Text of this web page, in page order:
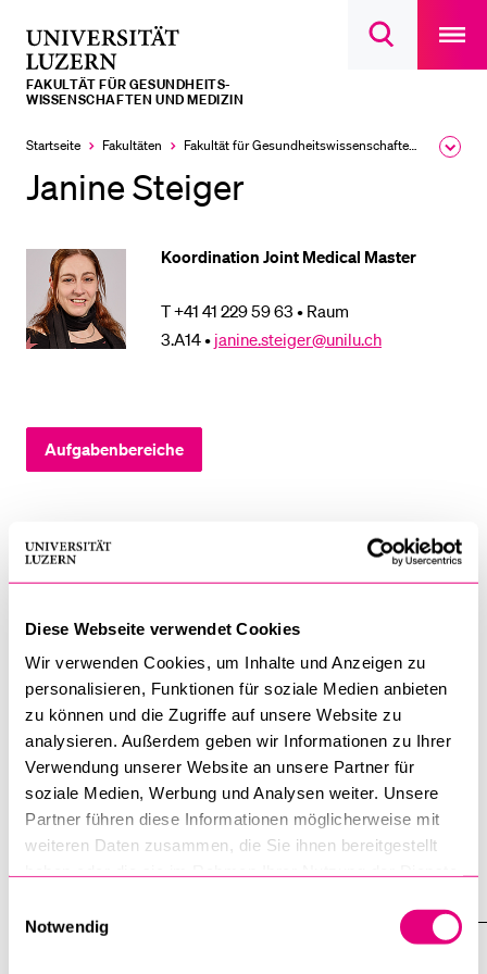
Diese Webseite verwendet Cookies
Wir verwenden Cookies, um Inhalte und Anzeigen zu
personalisieren, Funktionen für soziale Medien anbieten
zu können und die Zugriffe auf unsere Website zu
analysieren. Außerdem geben wir Informationen zu Ihrer
Verwendung unserer Website an unsere Partner für
soziale Medien, Werbung und Analysen weiter. Unsere
Partner führen diese Informationen möglicherweise mit
weiteren Daten zusammen, die Sie ihnen bereitgestellt
Notwendig
Suchdialog
main
FAKULTÄT FÜR GESUNDHEITS­­
WISSENSCHAFTEN UND MEDIZIN
Startseite Fakultäten Fakultät für Gesundheits­­wissenschaften und Medizin
Janine Steiger
Koordination Joint Medical Master
T +41 41 229 59 63 • Raum
3.A14 • janine.steiger@unilu.ch
Aufgabenbereiche
Aufgabenbereiche
Semesterplanung
Organisation und Administration Studiengang Joint
Medical Master
Unterstützung des Studiengangsmanager Medizin
Bewirtschaftung und Aktualisierung der Daten auf
verschiedenen Online-Programmen
LETZTE SUCHEN
Sie haben noch keine Suche getätigt.
DIE UNI FÜR…
Schulklassen und Lehrpersonen
Studierende
Forschende
Mitarbeitende
Förderer
BELIEBTE INHALTE
Vorlesungsverzeichnis
Bibliothek
Sportangebot
Menuplan Mensa
Anmeldung und Zulassung